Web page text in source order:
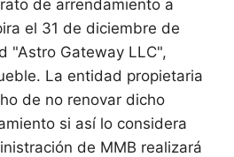
de arrendamiento a
el 31 de diciembre de
"Astro Gateway LLC",
La entidad propietaria
de no renovar dicho
si así lo considera
de MMB realizará